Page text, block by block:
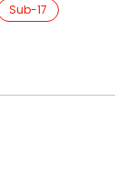
Sub-17